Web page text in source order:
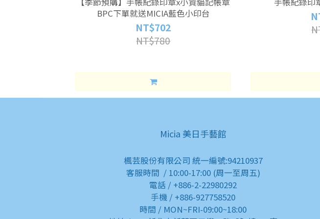
BPC下單就送MICIA藍色小印台
NT$702
NT$780
Micia 美日手藝館
楓芸股份有限公司 統一編號:94210937
客服時間 / 10:00-17:00 (周一至周五)
電話 / +886-2-22980292
手機 / +886-927758520
時間 / MON~FRI-09:00~18:00